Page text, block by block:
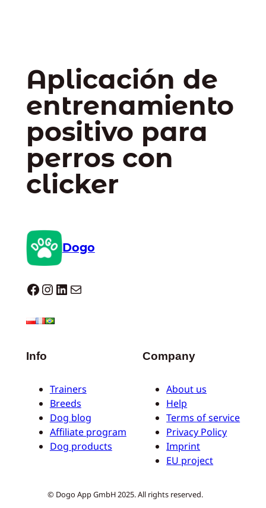
Aplicación de
entrenamiento
positivo para
perros con
clicker
Dogo
Dogo facebook InstagramLinkedIn Correo electrónico
Info
Trainers
Breeds
Dog blog
Affiliate program
Dog products
Company
About us
Help
Terms of service
Privacy Policy
Imprint
EU project
© Dogo App GmbH 2025. All rights reserved.